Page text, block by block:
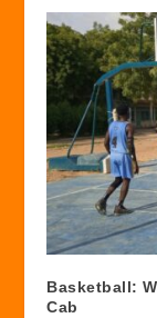
Basketball:
Cab